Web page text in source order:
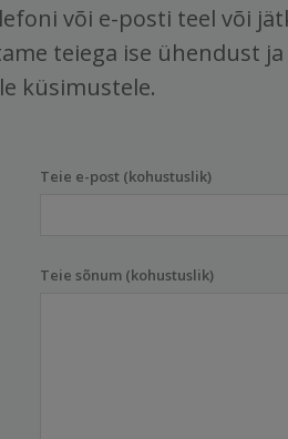
või e-posti teel või
teiega ise ühendust ja
küsimustele.
Teie e-post (kohustuslik)
Teie sõnum (kohustuslik)